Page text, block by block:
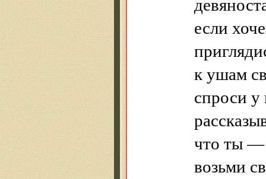
если
к ушам
спроси
что ты
возьми